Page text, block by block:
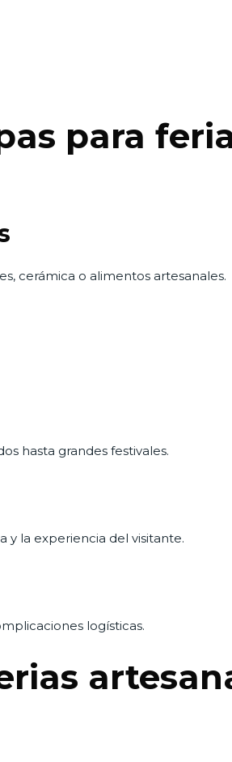
para
cerámica o alimentos artesanales.
hasta grandes festivales.
y la experiencia del visitante.
logísticas.